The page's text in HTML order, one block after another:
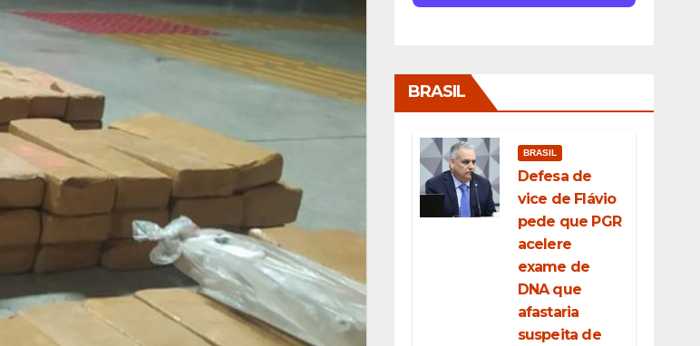
BRASIL
BRASIL
Defesa de
vice de Flávio
pede que PGR
acelere
exame de
DNA que
afastaria
suspeita de